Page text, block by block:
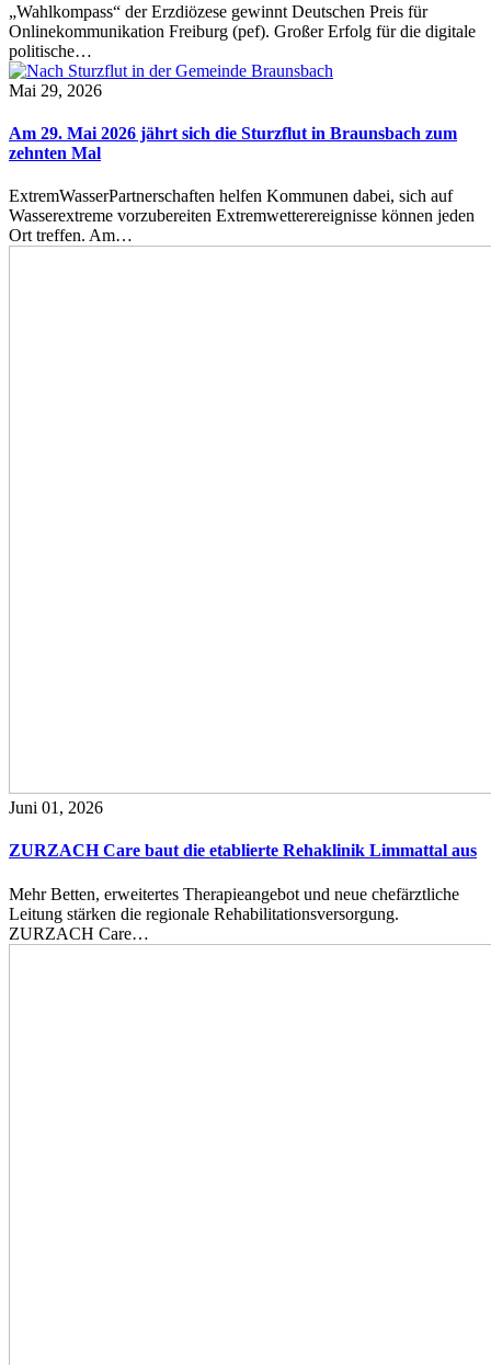
„Wahlkompass“ der Erzdiözese gewinnt Deutschen Preis für
Onlinekommunikation Freiburg (pef). Großer Erfolg für die digitale
politische…
Mai 29, 2026
Am 29. Mai 2026 jährt sich die Sturzflut in Braunsbach zum
zehnten Mal
ExtremWasserPartnerschaften helfen Kommunen dabei, sich auf
Wasserextreme vorzubereiten Extremwetterereignisse können jeden
Ort treffen. Am…
Juni 01, 2026
ZURZACH Care baut die etablierte Rehaklinik Limmattal aus
Mehr Betten, erweitertes Therapieangebot und neue chefärztliche
Leitung stärken die regionale Rehabilitationsversorgung.
ZURZACH Care…